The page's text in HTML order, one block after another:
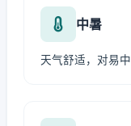
中暑
天气舒适，对易